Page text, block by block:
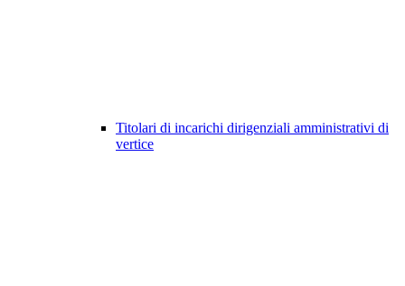
Titolari di incarichi dirigenziali amministrativi di
vertice